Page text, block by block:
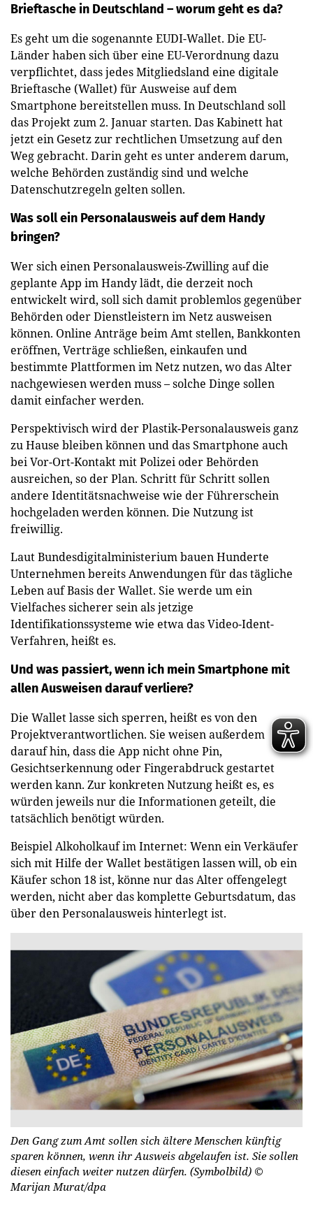
Brieftasche in Deutschland – worum geht es da?
Es geht um die sogenannte EUDI-Wallet. Die EU-
Länder haben sich über eine EU-Verordnung dazu
verpflichtet, dass jedes Mitgliedsland eine digitale
Brieftasche (Wallet) für Ausweise auf dem
Smartphone bereitstellen muss. In Deutschland soll
das Projekt zum 2. Januar starten. Das Kabinett hat
jetzt ein Gesetz zur rechtlichen Umsetzung auf den
Weg gebracht. Darin geht es unter anderem darum,
welche Behörden zuständig sind und welche
Datenschutzregeln gelten sollen.
Was soll ein Personalausweis auf dem Handy
bringen?
Wer sich einen Personalausweis-Zwilling auf die
geplante App im Handy lädt, die derzeit noch
entwickelt wird, soll sich damit problemlos gegenüber
Behörden oder Dienstleistern im Netz ausweisen
können. Online Anträge beim Amt stellen, Bankkonten
eröffnen, Verträge schließen, einkaufen und
bestimmte Plattformen im Netz nutzen, wo das Alter
nachgewiesen werden muss – solche Dinge sollen
damit einfacher werden.
Perspektivisch wird der Plastik-Personalausweis ganz
zu Hause bleiben können und das Smartphone auch
bei Vor-Ort-Kontakt mit Polizei oder Behörden
ausreichen, so der Plan. Schritt für Schritt sollen
andere Identitätsnachweise wie der Führerschein
hochgeladen werden können. Die Nutzung ist
freiwillig.
Laut Bundesdigitalministerium bauen Hunderte
Unternehmen bereits Anwendungen für das tägliche
Leben auf Basis der Wallet. Sie werde um ein
Vielfaches sicherer sein als jetzige
Identifikationssysteme wie etwa das Video-Ident-
Verfahren, heißt es.
Und was passiert, wenn ich mein Smartphone mit
allen Ausweisen darauf verliere?
Die Wallet lasse sich sperren, heißt es von den
Projektverantwortlichen. Sie weisen außerdem
darauf hin, dass die App nicht ohne Pin,
Gesichtserkennung oder Fingerabdruck gestartet
werden kann. Zur konkreten Nutzung heißt es, es
würden jeweils nur die Informationen geteilt, die
tatsächlich benötigt würden.
Beispiel Alkoholkauf im Internet: Wenn ein Verkäufer
sich mit Hilfe der Wallet bestätigen lassen will, ob ein
Käufer schon 18 ist, könne nur das Alter offengelegt
werden, nicht aber das komplette Geburtsdatum, das
über den Personalausweis hinterlegt ist.
Den Gang zum Amt sollen sich ältere Menschen künftig
sparen können, wenn ihr Ausweis abgelaufen ist. Sie sollen
diesen einfach weiter nutzen dürfen. (Symbolbild) ©
Marijan Murat/dpa